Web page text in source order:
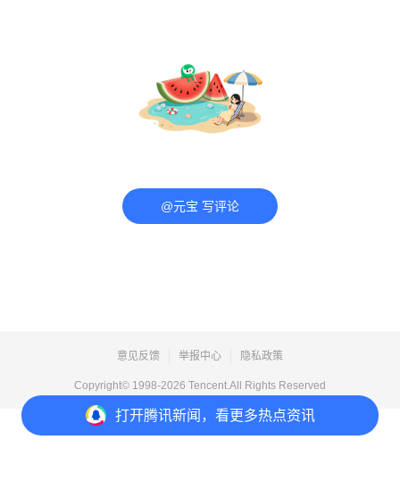
打开腾讯新闻，看更多热点资讯
@元宝 写评论
意见反馈 举报中心 隐私政策
Copyright© 1998-2026 Tencent.All Rights Reserved